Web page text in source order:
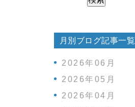
月別ブログ記事一覧
2026年06月
2026年05月
2026年04月